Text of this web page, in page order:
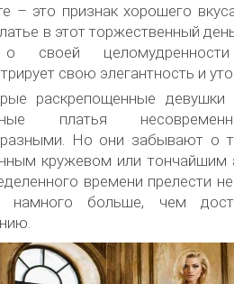
– это признак хорошего
в этот торжественный
своей
свою элегантность и
раскрепощенные девушки
платья
Но они забывают о
кружевом или тончайшим
времени прелести
намного больше, чем